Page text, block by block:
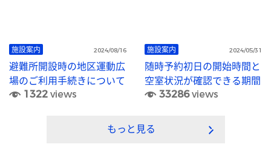
施設案内 2024/08/16
避難所開設時の地区運動広
場のご利用手続きについて
1322views
施設案内 2024/05/31
随時予約初日の開始時間と
空室状況が確認できる期間
33286views
もっと見る